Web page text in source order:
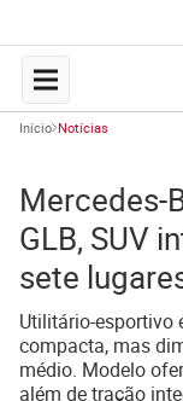
Início Notícias
Mercedes-
GLB, SUV
sete
Utilitário-esportivo
compacta, mas
médio. Modelo
além de tração